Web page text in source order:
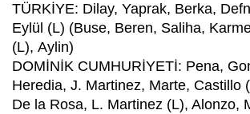
TÜRKİYE: Dilay, Yaprak, Berka,
Eylül (L) (Buse, Beren, Saliha,
(L), Aylin)
DOMİNİK CUMHURİYETİ: Pena,
Heredia, J. Martinez, Marte, Castillo
De la Rosa, L. Martinez (L), Alonzo,